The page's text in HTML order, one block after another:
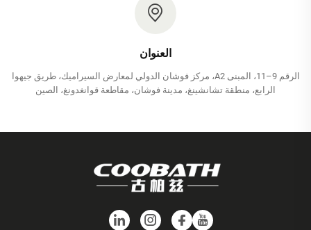
العنوان
الرقم 9–11، المبنى A2، مركز فوشان الدولي لمعارض السيراميك، طريق جيهوا
الرابع، منطقة تشانشينغ، مدينة فوشان، مقاطعة قوانغدونغ، الصين